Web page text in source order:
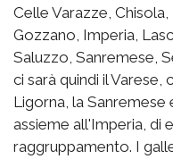
Celle Varazze,
Gozzano, Imperia,
Saluzzo, Sanremese,
ci sarà quindi il Varese,
Ligorna, la Sanremese
assieme all'Imperia, di
raggruppamento. I